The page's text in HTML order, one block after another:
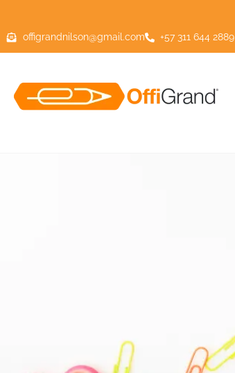
offigrandnilson@gmail.com +57 311 644 2889